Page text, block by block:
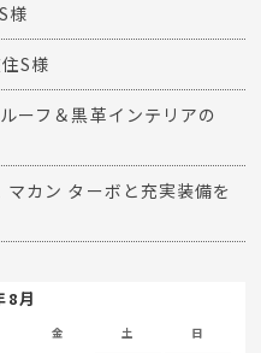
様
S様
ーフ＆黒革インテリアの
カン ターボと充実装備を
8月
金 土 日